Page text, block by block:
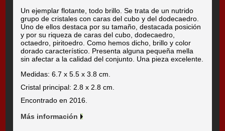
Un ejemplar flotante, todo brillo. Se trata de un nutrido
grupo de cristales con caras del cubo y del dodecaedro.
Uno de ellos destaca por su tamaño, destacada posición
y por su riqueza de caras del cubo, dodecaedro,
octaedro, piritoedro. Como hemos dicho, brillo y color
dorado característico. Presenta alguna pequeña mella
sin afectar a la calidad del conjunto. Una pieza excelente.
Medidas: 6.7 x 5.5 x 3.8 cm.
Cristal principal: 2.8 x 2.8 cm.
Encontrado en 2016.
Más información